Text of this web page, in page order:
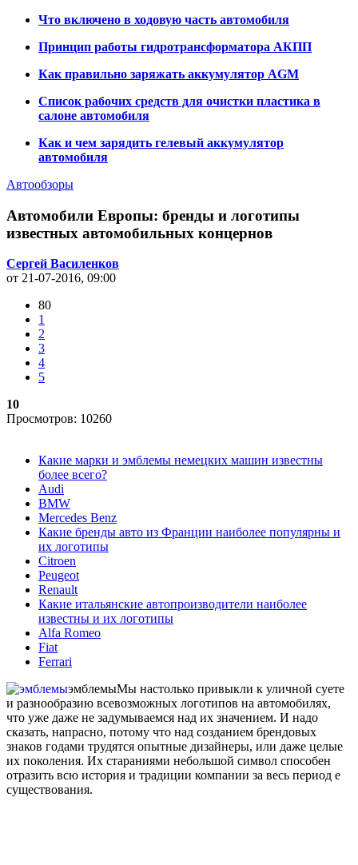
Что включено в ходовую часть автомобиля
Принцип работы гидротрансформатора АКПП
Как правильно заряжать аккумулятор AGM
Список рабочих средств для очистки пластика в
салоне автомобиля
Как и чем зарядить гелевый аккумулятор
автомобиля
Автообзоры
Автомобили Европы: бренды и логотипы
известных автомобильных концернов
Сергей Василенков
от 21-07-2016, 09:00
80
1
2
3
4
5
10
Просмотров: 10260
Какие марки и эмблемы немецких машин известны
более всего?
Audi
BMW
Mercedes Benz
Какие бренды авто из Франции наиболее популярны и
их логотипы
Citroen
Peugeot
Renault
Какие итальянские автопроизводители наиболее
известны и их логотипы
Alfa Romeo
Fiat
Ferrari
эмблемыМы настолько привыкли к уличной суете
и разнообразию всевозможных логотипов на автомобилях,
что уже даже не задумываемся над их значением. И надо
сказать, напрасно, потому что над созданием брендовых
знаков годами трудятся опытные дизайнеры, или даже целые
их поколения. Их стараниями небольшой символ способен
отразить всю история и традиции компании за весь период е
существования.